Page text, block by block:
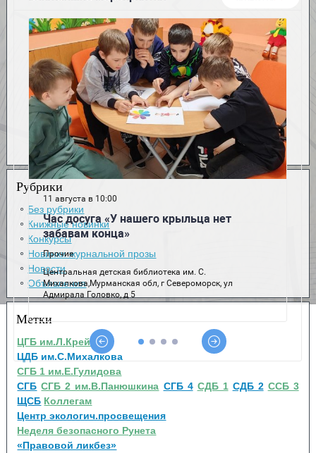
Рубрики
Без рубрики
Книжные новинки
Конкурсы
Новинки журнальной прозы
Новости
Объявления
Метки
ЦГБ им.Л.Крейна
ЦДБ им.С.Михалкова
СГБ 1 им.Е.Гулидова
СГБ СГБ 2 им.В.Панюшкина СГБ 4 СДБ 1 СДБ 2 ССБ 3
ЩСБ Коллегам
Центр экологич.просвещения
Неделя безопасного Рунета
«Правовой ликбез»